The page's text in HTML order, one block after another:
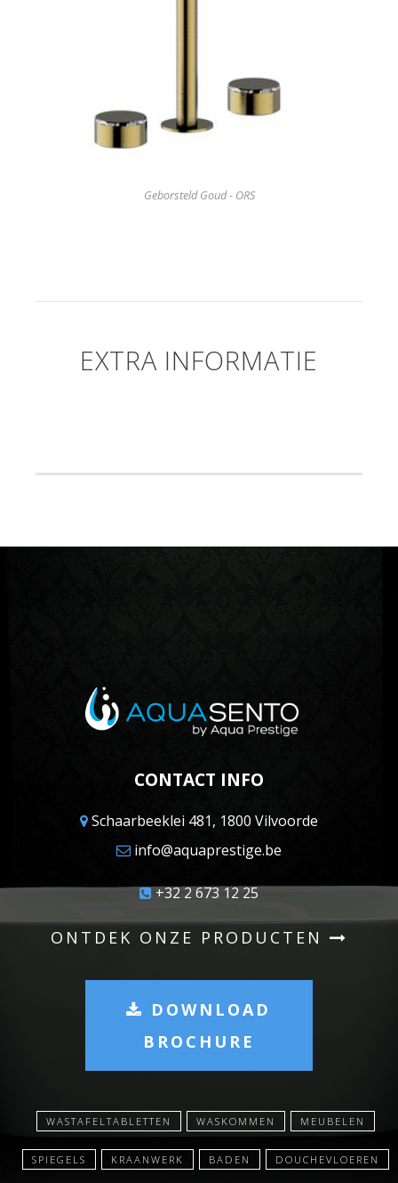
Geborsteld Goud - ORS
EXTRA INFORMATIE
CONTACT INFO
Schaarbeeklei 481, 1800 Vilvoorde
info@aquaprestige.be
+32 2 673 12 25
ONTDEK ONZE PRODUCTEN
DOWNLOAD
BROCHURE
WASTAFELTABLETTEN WASKOMMEN MEUBELEN
SPIEGELS KRAANWERK BADEN DOUCHEVLOEREN